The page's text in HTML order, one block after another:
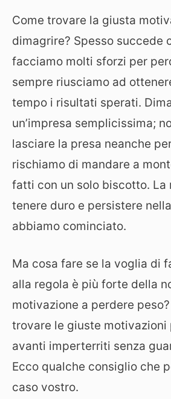
Come trovare la giusta
dimagrire? Spesso succede
facciamo molti sforzi per
sempre riusciamo ad
tempo i risultati sperati.
un’impresa semplicissima;
lasciare la presa neanche
rischiamo di mandare a
fatti con un solo biscotto. La
tenere duro e persistere
abbiamo cominciato.
Ma cosa fare se la voglia di
alla regola è più forte della
motivazione a perdere
trovare le giuste motivazioni
avanti imperterriti senza
Ecco qualche consiglio che
caso vostro.